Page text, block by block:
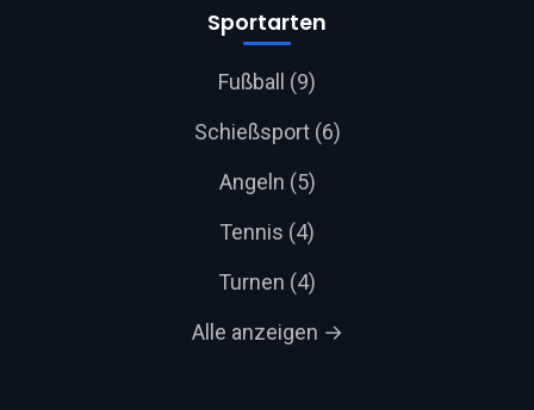
Sportarten
Fußball (9)
Schießsport (6)
Angeln (5)
Tennis (4)
Turnen (4)
Alle anzeigen →